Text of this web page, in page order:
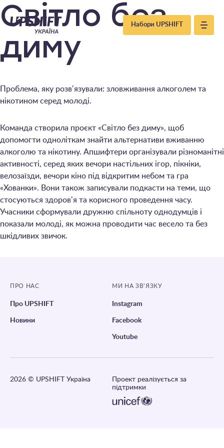
Upshift
–
Україна
Набори UPSHIFT
Світло без
диму
Проблема, яку розвʼязували: зловживання алкоголем та
нікотином серед молоді.
Команда створила проєкт «Світло без диму», щоб
допомогти одноліткам знайти альтернативи вживанню
алкоголю та нікотину. Апшифтери організували різноманітні
активності, серед яких вечори настільних ігор, пікніки,
велозаїзди, вечори кіно під відкритим небом та гра
«Хованки». Вони також записували подкасти на теми, що
стосуються здоровʼя та корисного проведення часу.
Учасники сформували дружню спільноту однодумців і
показали молоді, як можна проводити час весело та без
шкідливих звичок.
ПРО НАС
Про UPSHIFT
Новини
МИ НА ЗВ’ЯЗКУ
Instagram
Facebook
Youtube
2026 © UPSHIFT Україна
Проект реалізується за
підтримки